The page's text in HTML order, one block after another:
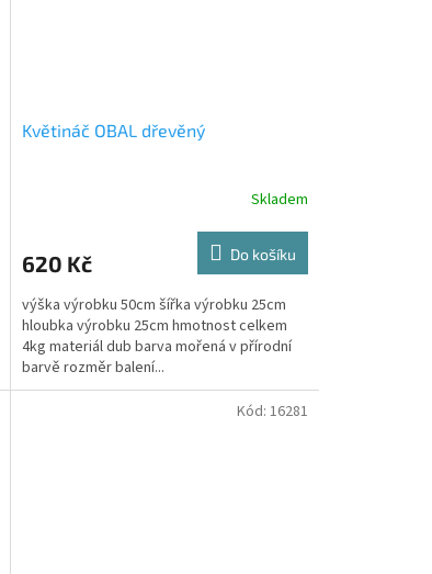
Květináč OBAL dřevěný
Skladem
620 Kč Do košíku
výška výrobku 50cm šířka výrobku 25cm
hloubka výrobku 25cm hmotnost celkem
4kg materiál dub barva mořená v přírodní
barvě rozměr balení...
Kód: 16281